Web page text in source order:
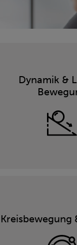
Dynamik &
Kreisbewegung